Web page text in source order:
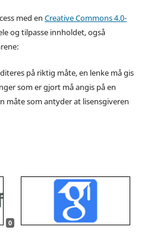
med en Creative Commons 4.0-
og tilpasse innholdet, også
på riktig måte, en lenke må gis
som er gjort må angis på en
måte som antyder at lisensgiveren
0